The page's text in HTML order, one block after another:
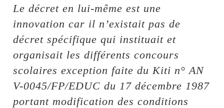
Le décret en lui-même est une
innovation car il n’existait pas de
décret spécifique qui instituait et
organisait les différents concours
scolaires exception faite du Kiti n° AN
V-0045/FP/EDUC du 17 décembre 1987
portant modification des conditions